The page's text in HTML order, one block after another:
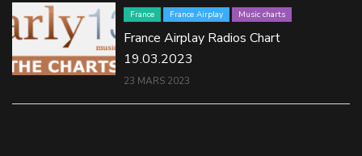
France France Airplay Music charts
France Airplay Radios Chart
19.03.2023
23 MARS 2023